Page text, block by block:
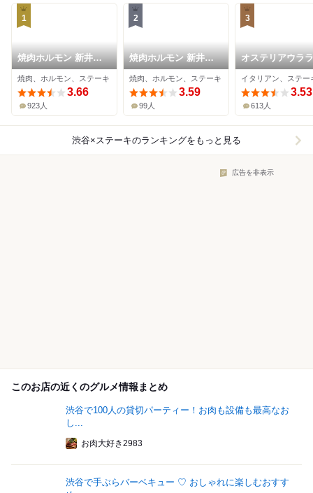
1
焼肉ホルモン 新井屋
渋谷
焼肉、ホルモン、ステーキ
3.66
923人
2
焼肉ホルモン 新井屋
にかい
焼肉、ホルモン、ステーキ
3.59
99人
3
オステリアウララ
3.53
613人
渋谷×ステーキのランキングをもっと見る
広告を非表示
このお店の近くのグルメ情報まとめ
渋谷で100人の貸切パーティー！お肉も設備も最高なお
し...
お肉大好き2983
渋谷で手ぶらバーベキュー ♡ おしゃれに楽しむおすす